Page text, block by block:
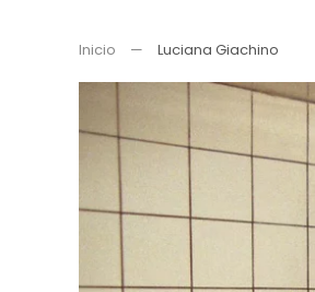
Inicio Luciana Giachino